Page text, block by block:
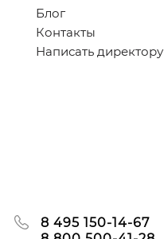
Блог
Контакты
Написать директору
8 495 150-14-67